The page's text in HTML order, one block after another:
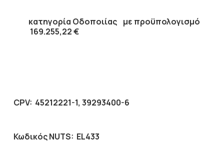
κατηγορία Οδοποιίαςμε προϋπολογισμό
169.255,22€
CPV: 45212221-1, 39293400-6
ΚωδικόςNUTS: EL433